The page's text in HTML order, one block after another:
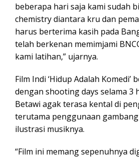
beberapa hari saja kami sudah
chemistry diantara kru dan
harus berterima kasih pada
telah berkenan memimjami
kami latihan,” ujarnya.
Film Indi ‘Hidup Adalah Komedi’
dengan shooting days selama 3
Betawi agak terasa kental di
terutama penggunaan
ilustrasi musiknya.
“Film ini memang sepenuhnya